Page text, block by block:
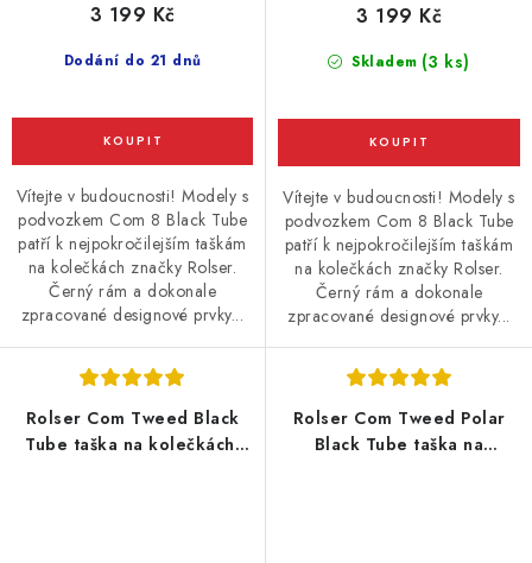
Dodání do 21 dnů
3 199 Kč
Vítejte v budoucnosti! Modely s
podvozkem Com 8 Black Tube
patří k nejpokročilejším taškám
na kolečkách značky Rolser.
Černý rám a dokonale
zpracované designové prvky...
Skladem (3 ks)
3 199 Kč
Vítejte v budoucnosti! Modely s
podvozkem Com 8 Black Tube
patří k nejpokročilejším taškám
na kolečkách značky Rolser.
Černý rám a dokonale
zpracované designové prvky...
Rolser Com Tweed Black
Tube taška na kolečkách,
Rolser Com Tweed Polar
Black Tube taška na